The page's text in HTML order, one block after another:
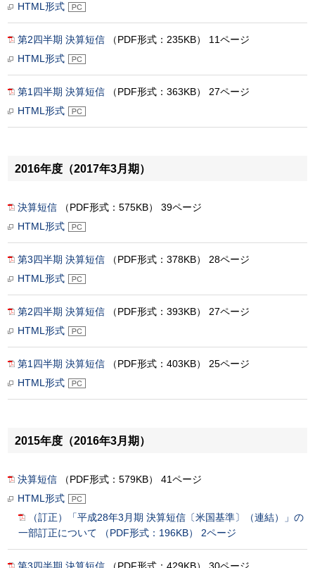
HTML形式
第2四半期 決算短信 （PDF形式：235KB） 11ページ
HTML形式
第1四半期 決算短信 （PDF形式：363KB） 27ページ
HTML形式
2016年度（2017年3月期）
決算短信 （PDF形式：575KB） 39ページ
HTML形式
第3四半期 決算短信 （PDF形式：378KB） 28ページ
HTML形式
第2四半期 決算短信 （PDF形式：393KB） 27ページ
HTML形式
第1四半期 決算短信 （PDF形式：403KB） 25ページ
HTML形式
2015年度（2016年3月期）
決算短信 （PDF形式：579KB） 41ページ
HTML形式
（訂正）「平成28年3月期 決算短信〔米国基準〕（連結）」の
一部訂正について （PDF形式：196KB） 2ページ